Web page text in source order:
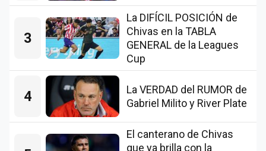
3
La DIFÍCIL POSICIÓN de
Chivas en la TABLA
GENERAL de la Leagues
Cup
4
La VERDAD del RUMOR de
Gabriel Milito y River Plate
El canterano de Chivas
que ya brilla con la